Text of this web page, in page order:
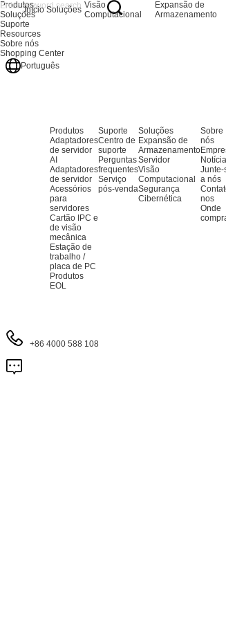
Produtos
Soluções
Suporte
Resources
Sobre nós
Shopping Center
Português
Início Soluções Visão
Computacional
Expansão de
Armazenamento
Produtos
Adaptadores
de servidor
AI
Adaptadores
de servidor
Acessórios
para
servidores
Cartão IPC e
de visão
mecânica
Estação de
trabalho /
placa de PC
Produtos
EOL
Suporte
Centro de
suporte
Perguntas
frequentes
Serviço
pós-venda
Soluções
Expansão de
Armazenamento
Servidor
Visão
Computacional
Segurança
Cibernética
Sobre
nós
Junte-
a nós
nos
Onde
+86 4000 588 108